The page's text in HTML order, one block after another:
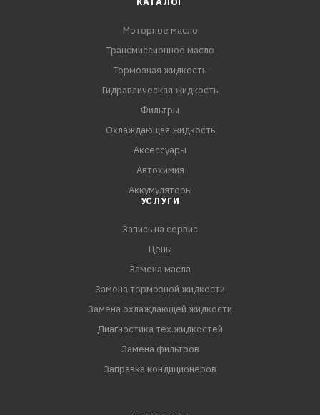
Моторное масло
Трансмиссионное масло
Тормозная жидкость
Гидравлическая жидкость
Фильтры
Охлаждающая жидкость
Аксессуары
Автохимия
Аккумуляторы
УСЛУГИ
Запись на сервис
Цены
Замена масла
Замена тормозной жидкости
Замена охлаждающей жидкости
Диагностика тех.жидкостей
Замена фильтров
Заправка кондиционеров